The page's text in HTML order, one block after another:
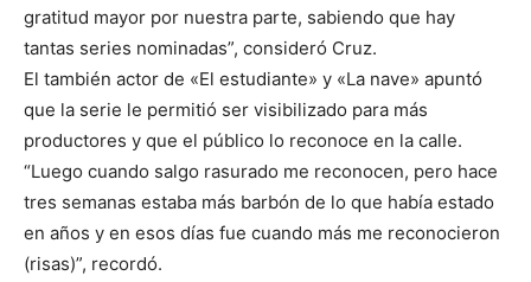
gratitud mayor por nuestra parte, sabiendo que hay
tantas series nominadas”, consideró Cruz.
El también actor de «El estudiante» y «La nave» apuntó
que la serie le permitió ser visibilizado para más
productores y que el público lo reconoce en la calle.
“Luego cuando salgo rasurado me reconocen, pero hace
tres semanas estaba más barbón de lo que había estado
en años y en esos días fue cuando más me reconocieron
(risas)”, recordó.